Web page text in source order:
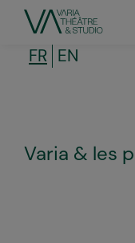
contenu
FR EN
Varia & les